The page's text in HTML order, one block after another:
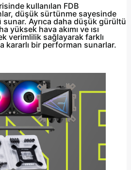
kullanılan FDB
düşük sürtünme sayesinde
Ayrıca daha düşük gürültü
yüksek hava akımı ve ısı
verimlilik sağlayarak farklı
kararlı bir performan sunarlar.